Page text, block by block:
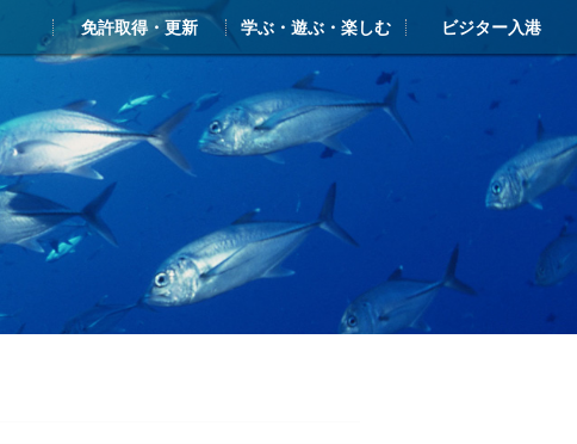
免許取得・更新 学ぶ・遊ぶ・楽しむ
学ぶ・遊ぶ・楽しむTOP
シースタイル・マリン塾
新西宮レンタルヨットクラブ
ヨットスクール
体験クルーズ（ボート・ヨット）
クルージングガイド
ビジター入港
ビジターバース・入港のご案内
しんにしのみや海の駅